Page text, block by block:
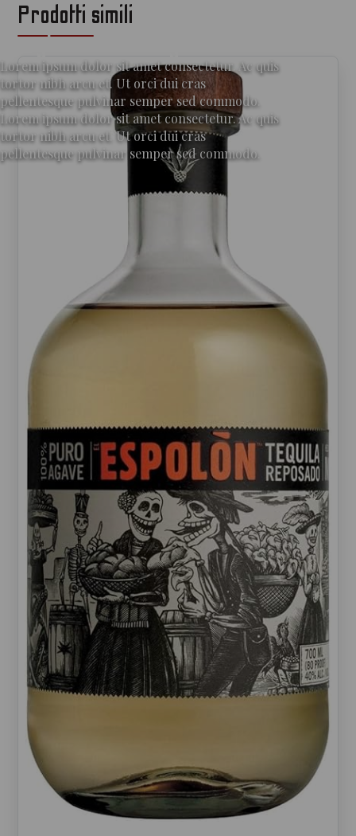
per gli amanti del gin
Lorem ipsum dolor sit amet consectetur. Ac quis
tortor nibh arcu et. Ut orci dui cras
pellentesque pulvinar semper sed commodo.
Lorem ipsum dolor sit amet consectetur. Ac quis
tortor nibh arcu et. Ut orci dui cras
pellentesque pulvinar semper sed commodo.
Prodotti simili